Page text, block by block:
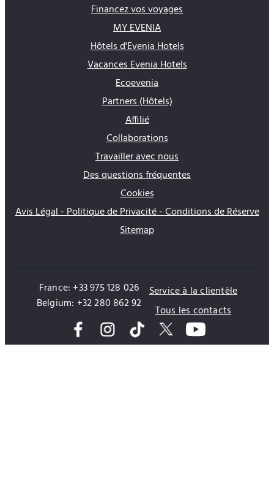
Financez vos voyages
MY EVENIA
Hôtels d'Evenia Hotels
Vacances Evenia Hotels
Ecoevenia
Partners (Hôtels)
Affilié
Collaborations
Travailler avec nous
Des questions fréquentes
Cookies
Avis Légal - Politique de Privacité - Conditions de Réserve
Sitemap
France: +33 975 128 026
Belgium: +32 280 862 92
Service à la clientèle
Tous les contacts